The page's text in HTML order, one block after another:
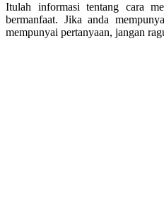
Itulah informasi tentang cara
bermanfaat. Jika anda
mempunyai pertanyaan, jangan